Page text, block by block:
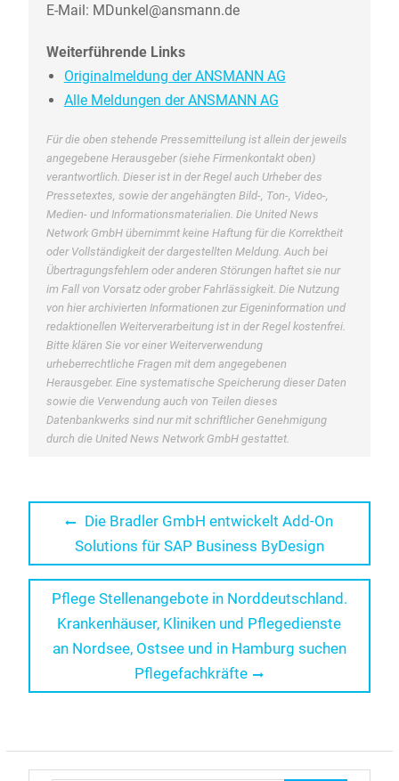
E-Mail: MDunkel@ansmann.de
Weiterführende Links
Originalmeldung der ANSMANN AG
Alle Meldungen der ANSMANN AG
Für die oben stehende Pressemitteilung ist allein der jeweils
angegebene Herausgeber (siehe Firmenkontakt oben)
verantwortlich. Dieser ist in der Regel auch Urheber des
Pressetextes, sowie der angehängten Bild-, Ton-, Video-,
Medien- und Informationsmaterialien. Die United News
Network GmbH übernimmt keine Haftung für die Korrektheit
oder Vollständigkeit der dargestellten Meldung. Auch bei
Übertragungsfehlern oder anderen Störungen haftet sie nur
im Fall von Vorsatz oder grober Fahrlässigkeit. Die Nutzung
von hier archivierten Informationen zur Eigeninformation und
redaktionellen Weiterverarbeitung ist in der Regel kostenfrei.
Bitte klären Sie vor einer Weiterverwendung
urheberrechtliche Fragen mit dem angegebenen
Herausgeber. Eine systematische Speicherung dieser Daten
sowie die Verwendung auch von Teilen dieses
Datenbankwerks sind nur mit schriftlicher Genehmigung
durch die United News Network GmbH gestattet.
Beitragsnavigation
Previous
post:
Die Bradler GmbH entwickelt Add-On
Solutions für SAP Business ByDesign
Next
post:
Pflege Stellenangebote in Norddeutschland.
Krankenhäuser, Kliniken und Pflegedienste
an Nordsee, Ostsee und in Hamburg suchen
Pflegefachkräfte